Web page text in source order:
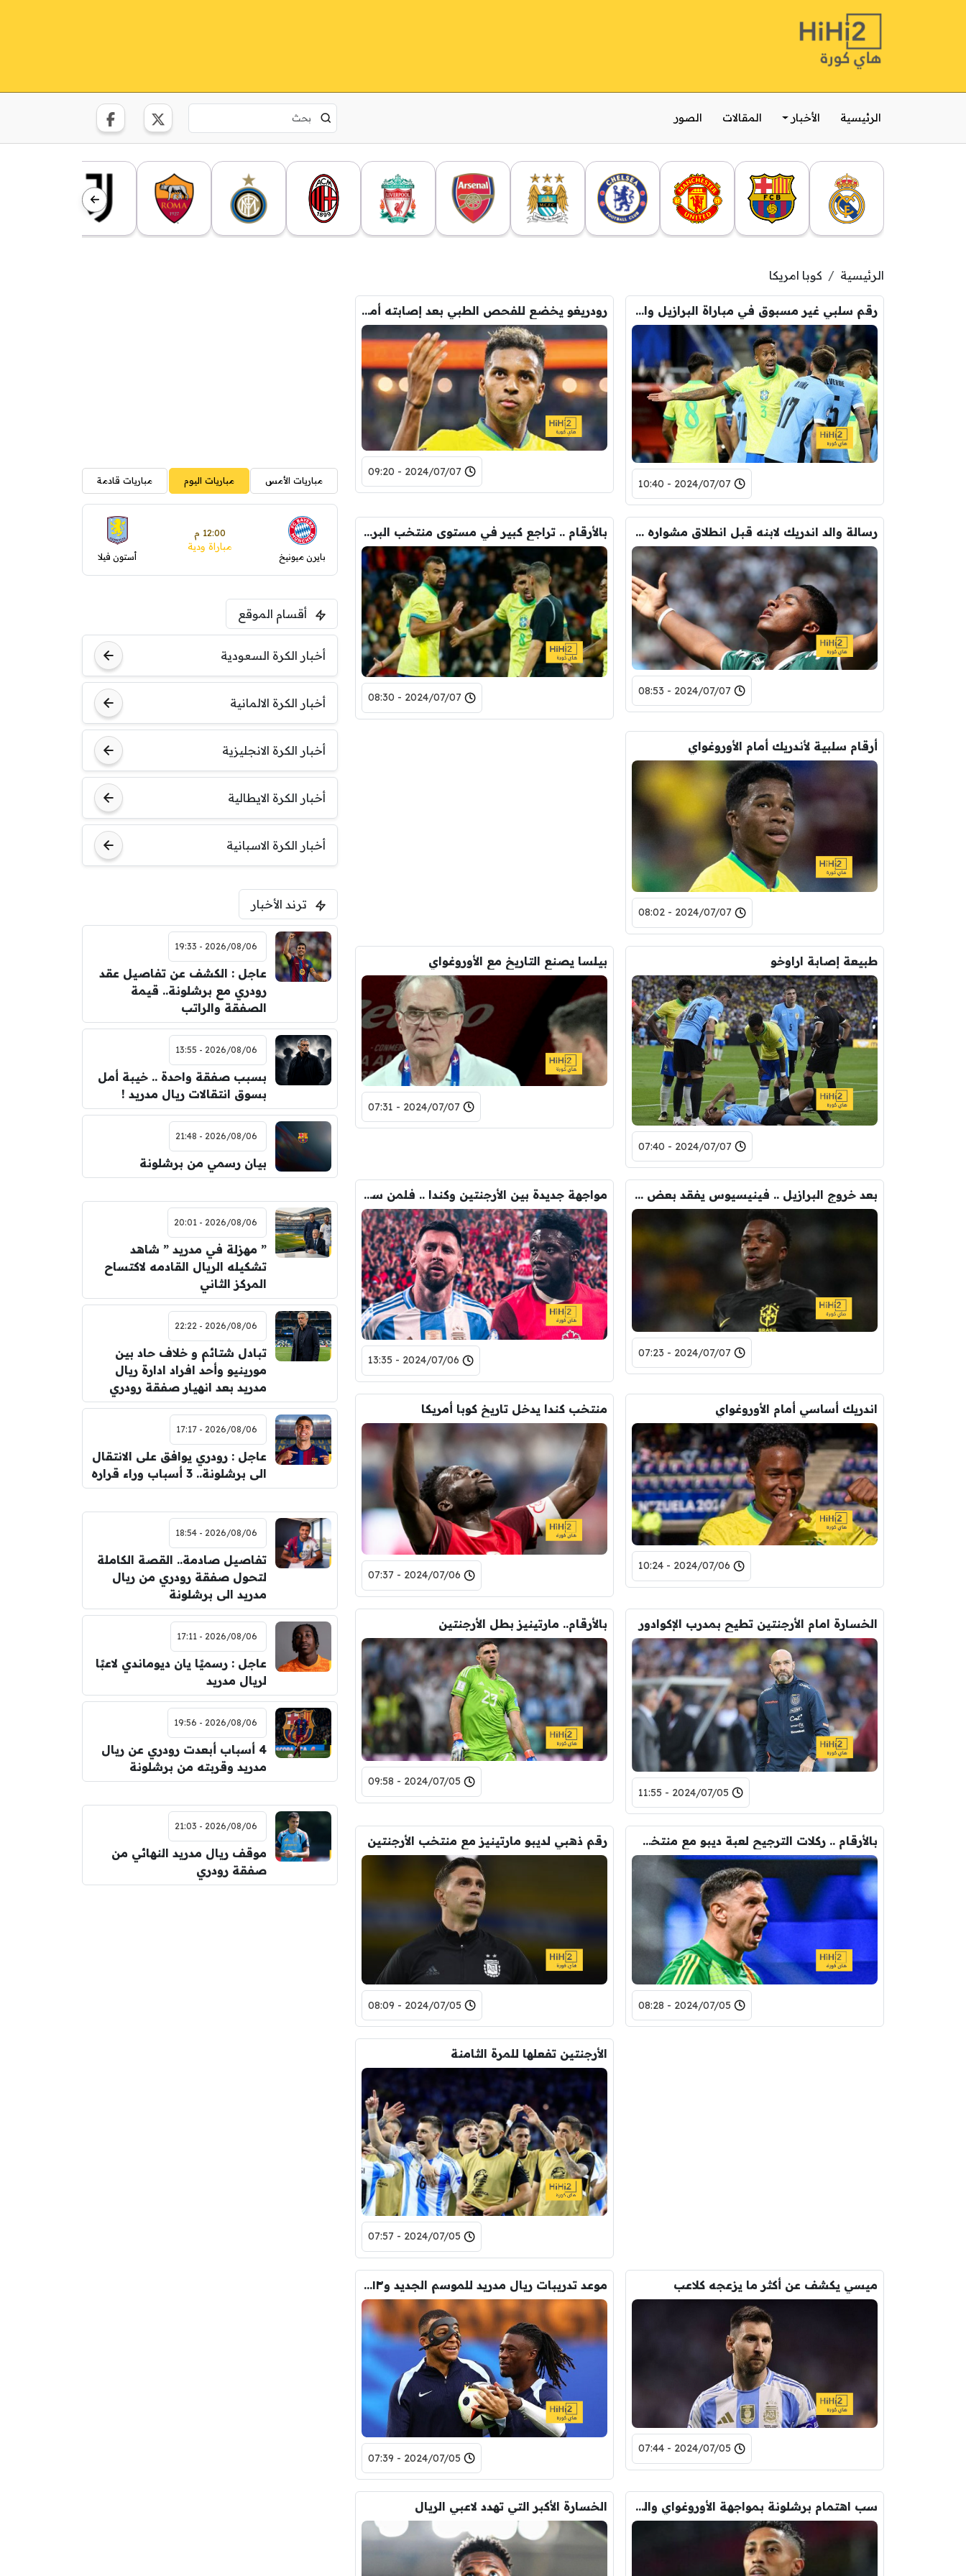
الرئيسية الأخبار المقالات الصور
الرئيسية كوبا امريكا
رقم سلبي غير مسبوق في مباراة البرازيل والأوروغواي
2024/07/07 - 10:40
رودريغو يخضع للفحص الطبي بعد إصابته أمام الأوروغواي
2024/07/07 - 09:20
رسالة والد اندريك لابنه قبل انطلاق مشواره مع الريال
2024/07/07 - 08:53
بالأرقام .. تراجع كبير في مستوى منتخب البرازيل
2024/07/07 - 08:30
أرقام سلبية لأندريك أمام الأوروغواي
2024/07/07 - 08:02
طبيعة إصابة اراوخو
2024/07/07 - 07:40
بيلسا يصنع التاريخ مع الأوروغواي
2024/07/07 - 07:31
بعد خروج البرازيل .. فينيسيوس يفقد بعض النقاط للحصول على الكرة الذهبية
2024/07/07 - 07:23
مواجهة جديدة بين الأرجنتين وكندا .. فلمن ستكون الغلبة؟
2024/07/06 - 13:35
اندريك أساسي أمام الأوروغواي
2024/07/06 - 10:24
منتخب كندا يدخل تاريخ كوبا أمريكا
2024/07/06 - 07:37
الخسارة امام الأرجنتين تطيح بمدرب الإكوادور
2024/07/05 - 11:55
بالأرقام.. مارتينيز بطل الأرجنتين
2024/07/05 - 09:58
بالأرقام .. ركلات الترجيح لعبة ديبو مع منتخب الأرجنتين
2024/07/05 - 08:28
رقم ذهبي لديبو مارتينيز مع منتخب الأرجنتين
2024/07/05 - 08:09
الأرجنتين تفعلها للمرة الثامنة
2024/07/05 - 07:57
ميسي يكشف عن أكثر ما يزعجه كلاعب
2024/07/05 - 07:44
موعد تدريبات ريال مدريد للموسم الجديد و١٣ لاعب مهددين بالغياب
2024/07/05 - 07:39
سب اهتمام برشلونة بمواجهة الأوروغواي والبرازيل الخسارة الأكبر التي تهدد لاعبي الريال
مباريات الأمس مباريات اليوم مباريات قادمة
بايرن ميونيخ
12:00 م
مباراة ودية
أستون فيلا
أقسام الموقع
أخبار الكرة السعودية
أخبار الكرة الالمانية
أخبار الكرة الانجليزية
أخبار الكرة الايطالية
أخبار الكرة الاسبانية
ترند الأخبار
2026/08/06 - 19:33
عاجل : الكشف عن تفاصيل عقد
رودري مع برشلونة.. قيمة
الصفقة والراتب
2026/08/06 - 13:55
بسبب صفقة واحدة .. خيبة أمل
بسوق انتقالات ريال مدريد !
2026/08/06 - 21:48
بيان رسمي من برشلونة
2026/08/06 - 20:01
” مهزلة في مدريد ” شاهد
تشكيله الريال القادمه لاكتساح
المركز الثاني
2026/08/06 - 22:22
تبادل شتائم و خلاف حاد بين
مورينيو وأحد افراد ادارة ريال
مدريد بعد انهيار صفقة رودري
2026/08/06 - 17:17
عاجل : رودري يوافق على الانتقال
الى برشلونة.. 3 أسباب وراء قراره
2026/08/06 - 18:54
تفاصيل صادمة.. القصة الكاملة
لتحول صفقة رودري من ريال
مدريد الى برشلونة
2026/08/06 - 17:11
عاجل : رسميًا يان ديوماندي لاعبًا
لريال مدريد
2026/08/06 - 19:56
4 أسباب أبعدت رودري عن ريال
مدريد وقربته من برشلونة
2026/08/06 - 21:03
موقف ريال مدريد النهائي من
صفقة رودري